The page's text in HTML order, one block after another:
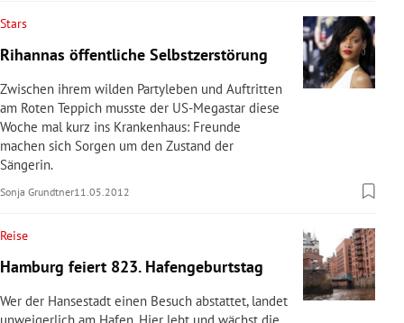
Stars
Rihannas öffentliche Selbstzerstörung
Zwischen ihrem wilden Partyleben und Auftritten
am Roten Teppich musste der US-Megastar diese
Woche mal kurz ins Krankenhaus: Freunde
machen sich Sorgen um den Zustand der
Sängerin.
Sonja Grundtner11.05.2012
Reise
Hamburg feiert 823. Hafengeburtstag
Wer der Hansestadt einen Besuch abstattet, landet